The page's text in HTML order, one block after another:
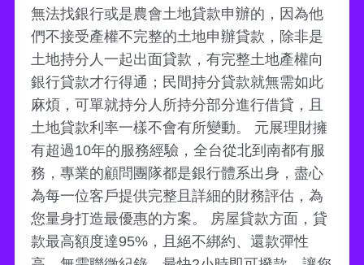
無法找銀行或是農會土地貸款申辦的，因為他
們不接受產權不完整的土地申辦貸款，除非是
土地持分人一起出面貸款，有完整土地產權向
銀行貸款才行得通；民間持分貸款就無需如此
麻煩，可單就持分人所持分部分進行借貸，且
土地貸款利率一樣不會有所變動。 元展理財擁
有超過10年的服務經驗，全台從北到南都有服
務，專業的顧問團隊都是銀行體系出身，盡心
為每一位客戶提供完整且詳細的財務評估，為
您量身打造最優惠的方案。 房屋貸款方面，貸
款最高額度達95%，且絕不綁約、還款彈性